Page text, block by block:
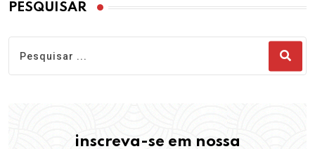
PESQUISAR
inscreva-se em nossa